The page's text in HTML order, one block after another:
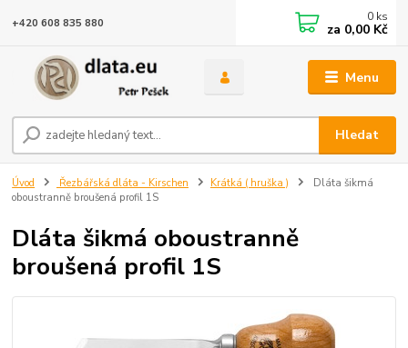
Menu
Hledat
+420 608 835 880 0 ks
za 0,00 Kč
Úvod Řezbářská dláta - Kirschen Krátká ( hruška )
Dláta šikmá
oboustranně broušená profil 1S
Dláta šikmá oboustranně
broušená profil 1S